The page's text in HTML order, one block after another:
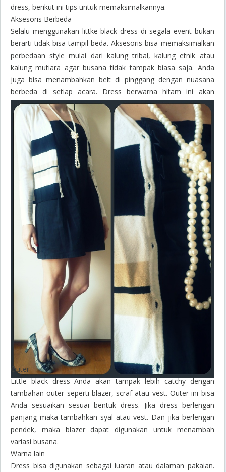
dress, berikut ini tips untuk memaksimalkannya.
Aksesoris Berbeda
Selalu menggunakan littke black dress di segala event bukan
berarti tidak bisa tampil beda. Aksesoris bisa memaksimalkan
perbedaan style mulai dari kalung tribal, kalung etnik atau
kalung mutiara agar busana tidak tampak biasa saja. Anda
juga bisa menambahkan belt di pinggang dengan nuasana
berbeda di setiap acara. Dress berwarna hitam ini akan
membantu menonjolkan aksesoris yang ingin Anda fokuskan.
Outer
Little black dressAnda akan tampak lebih catchy dengan
tambahan outer seperti blazer, scraf atau vest. Outer ini bisa
Anda sesuaikan sesuai bentuk dress. Jika dress berlengan
panjang maka tambahkan syal atau vest. Dan jika berlengan
pendek, maka blazer dapat digunakan untuk menambah
variasi busana.
Warna lain
Dress bisa digunakan sebagai luaran atau dalaman pakaian.